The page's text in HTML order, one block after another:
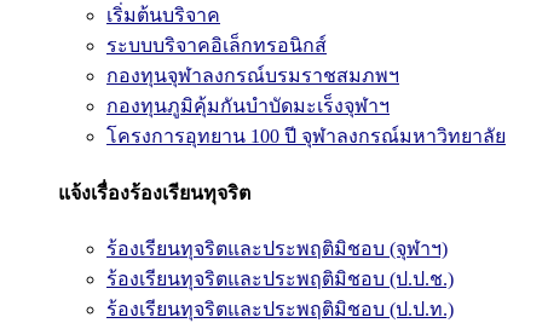
เริ่มต้นบริจาค
ระบบบริจาคอิเล็กทรอนิกส์
กองทุนจุฬาลงกรณ์บรมราชสมภพฯ
กองทุนภูมิคุ้มกันบำบัดมะเร็งจุฬาฯ
โครงการอุทยาน 100 ปี จุฬาลงกรณ์มหาวิทยาลัย
แจ้งเรื่องร้องเรียนทุจริต
ร้องเรียนทุจริตและประพฤติมิชอบ (จุฬาฯ)
ร้องเรียนทุจริตและประพฤติมิชอบ (ป.ป.ช.)
ร้องเรียนทุจริตและประพฤติมิชอบ (ป.ป.ท.)